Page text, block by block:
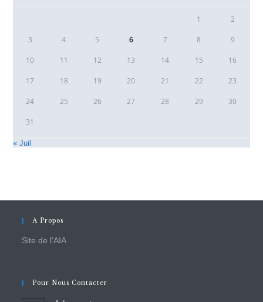
1 2
3 4 5 6 7 8 9
10 11 12 13 14 15 16
17 18 19 20 21 22 23
24 25 26 27 28 29 30
31
« Juil
A Propos
Site de l'AIA
Pour Nous Contacter